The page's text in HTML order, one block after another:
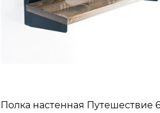
Полка настенная Путешествие